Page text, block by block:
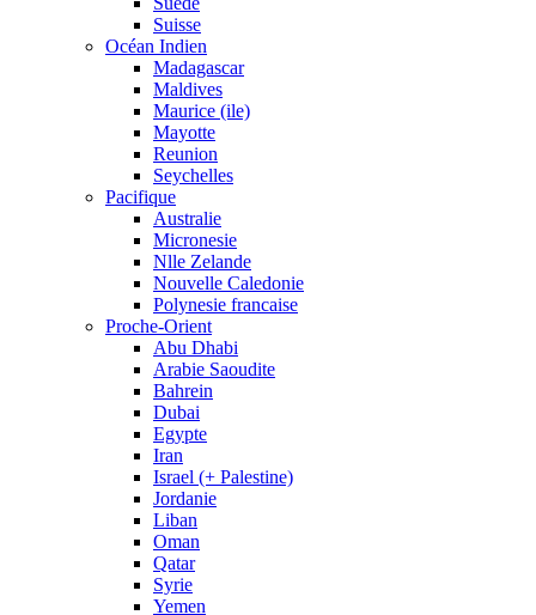
Suisse
Océan Indien
Madagascar
Maldives
Maurice (ile)
Mayotte
Reunion
Seychelles
Pacifique
Australie
Micronesie
Nlle Zelande
Nouvelle Caledonie
Polynesie francaise
Proche-Orient
Abu Dhabi
Arabie Saoudite
Bahrein
Dubai
Egypte
Iran
Israel (+ Palestine)
Jordanie
Liban
Oman
Qatar
Syrie
Yemen